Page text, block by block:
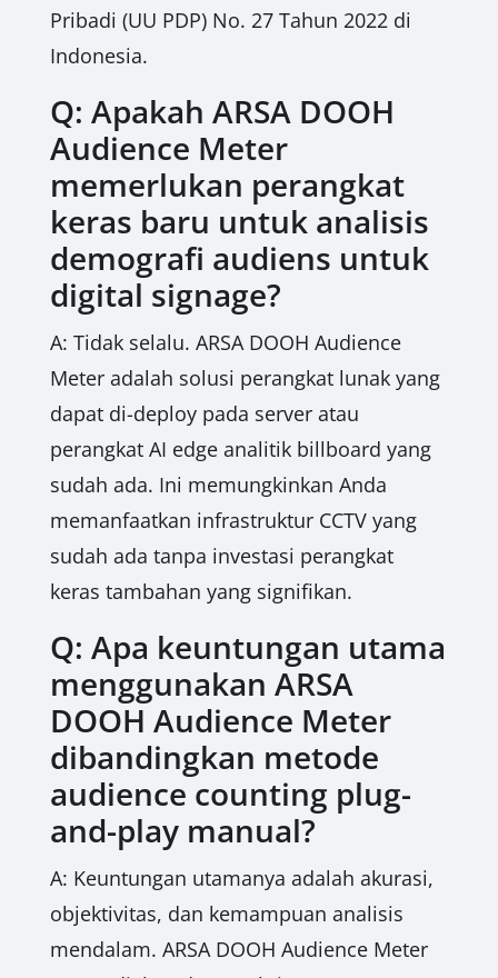
Pribadi (UU PDP) No. 27 Tahun 2022 di
Indonesia.
Q: Apakah ARSA DOOH
Audience Meter
memerlukan perangkat
keras baru untuk analisis
demografi audiens untuk
digital signage?
A: Tidak selalu. ARSA DOOH Audience
Meter adalah solusi perangkat lunak yang
dapat di-deploy pada server atau
perangkat AI edge analitik billboard yang
sudah ada. Ini memungkinkan Anda
memanfaatkan infrastruktur CCTV yang
sudah ada tanpa investasi perangkat
keras tambahan yang signifikan.
Q: Apa keuntungan utama
menggunakan ARSA
DOOH Audience Meter
dibandingkan metode
audience counting plug-
and-play manual?
A: Keuntungan utamanya adalah akurasi,
objektivitas, dan kemampuan analisis
mendalam. ARSA DOOH Audience Meter